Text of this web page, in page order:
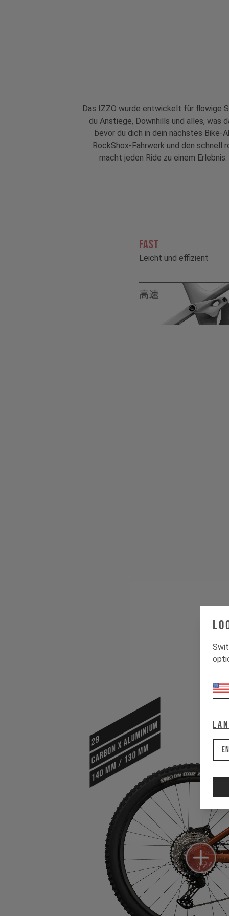
Das IZZO wurde entwickelt für flowige
du Anstiege, Downhills und alles, was
bevor du dich in dein nächstes Bike-
RockShox-Fahrwerk und den schnell
macht jeden Ride zu einem
FAST
Leicht und effizient
29
Carbon x Aluminium
140 mm / 130 mm